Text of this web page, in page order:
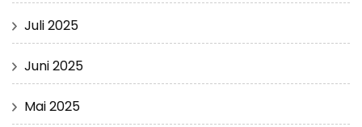
Juli 2025
Juni 2025
Mai 2025